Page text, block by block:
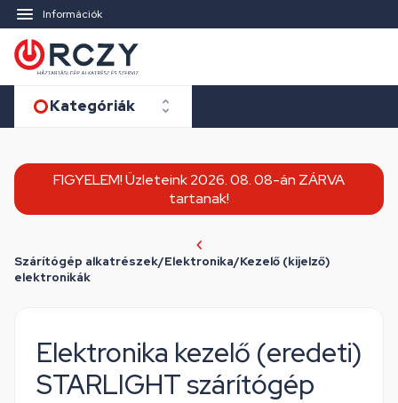
Információk
Kategóriák
FIGYELEM! Üzleteink 2026. 08. 08-án ZÁRVA
tartanak!
Szárítógép alkatrészek/Elektronika/Kezelő (kijelző)
elektronikák
Elektronika kezelő (eredeti)
STARLIGHT szárítógép